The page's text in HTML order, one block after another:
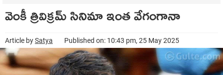
వెంకీ త్రివిక్రమ్ సినిమా ఇంత వేగంగానా
Article bySatya Published on: 10:43 pm, 25 May 2025